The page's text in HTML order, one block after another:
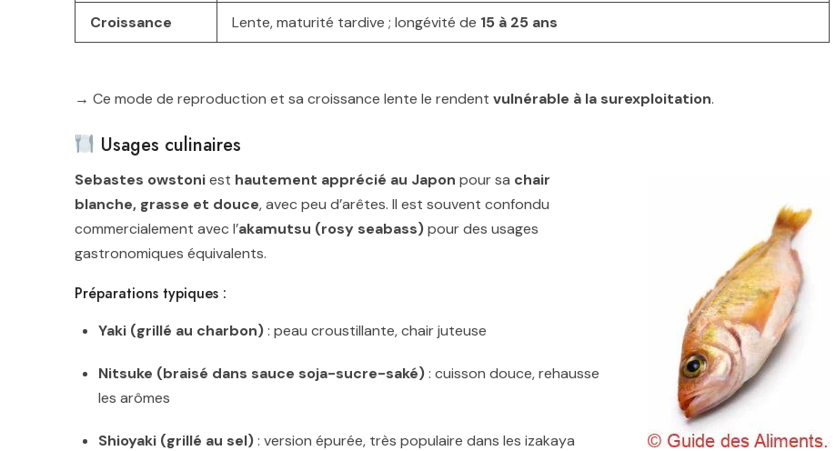
Croissance Lente, maturité tardive ; longévité de 15 à 25 ans
→ Ce mode de reproduction et sa croissance lente le rendent vulnérable à la surexploitation.
Usages culinaires
Sebastes owstoniest hautement apprécié au Japon pour sa chair
blanche, grasse et douce, avec peu d’arêtes. Il est souvent confondu
commercialement avec l’akamutsu (rosy seabass)pour des usages
gastronomiques équivalents.
Préparations typiques :
Yaki (grillé au charbon): peau croustillante, chair juteuse
Nitsuke (braisé dans sauce soja-sucre-saké): cuisson douce, rehausse
les arômes
Shioyaki (grillé au sel): version épurée, très populaire dans les izakaya